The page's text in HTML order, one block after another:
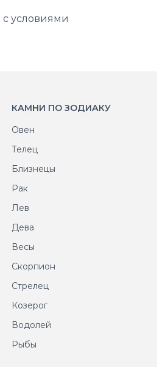
с условиями
КАМНИ ПО ЗОДИАКУ
Овен
Телец
Близнецы
Рак
Лев
Дева
Весы
Скорпион
Стрелец
Козерог
Водолей
Рыбы